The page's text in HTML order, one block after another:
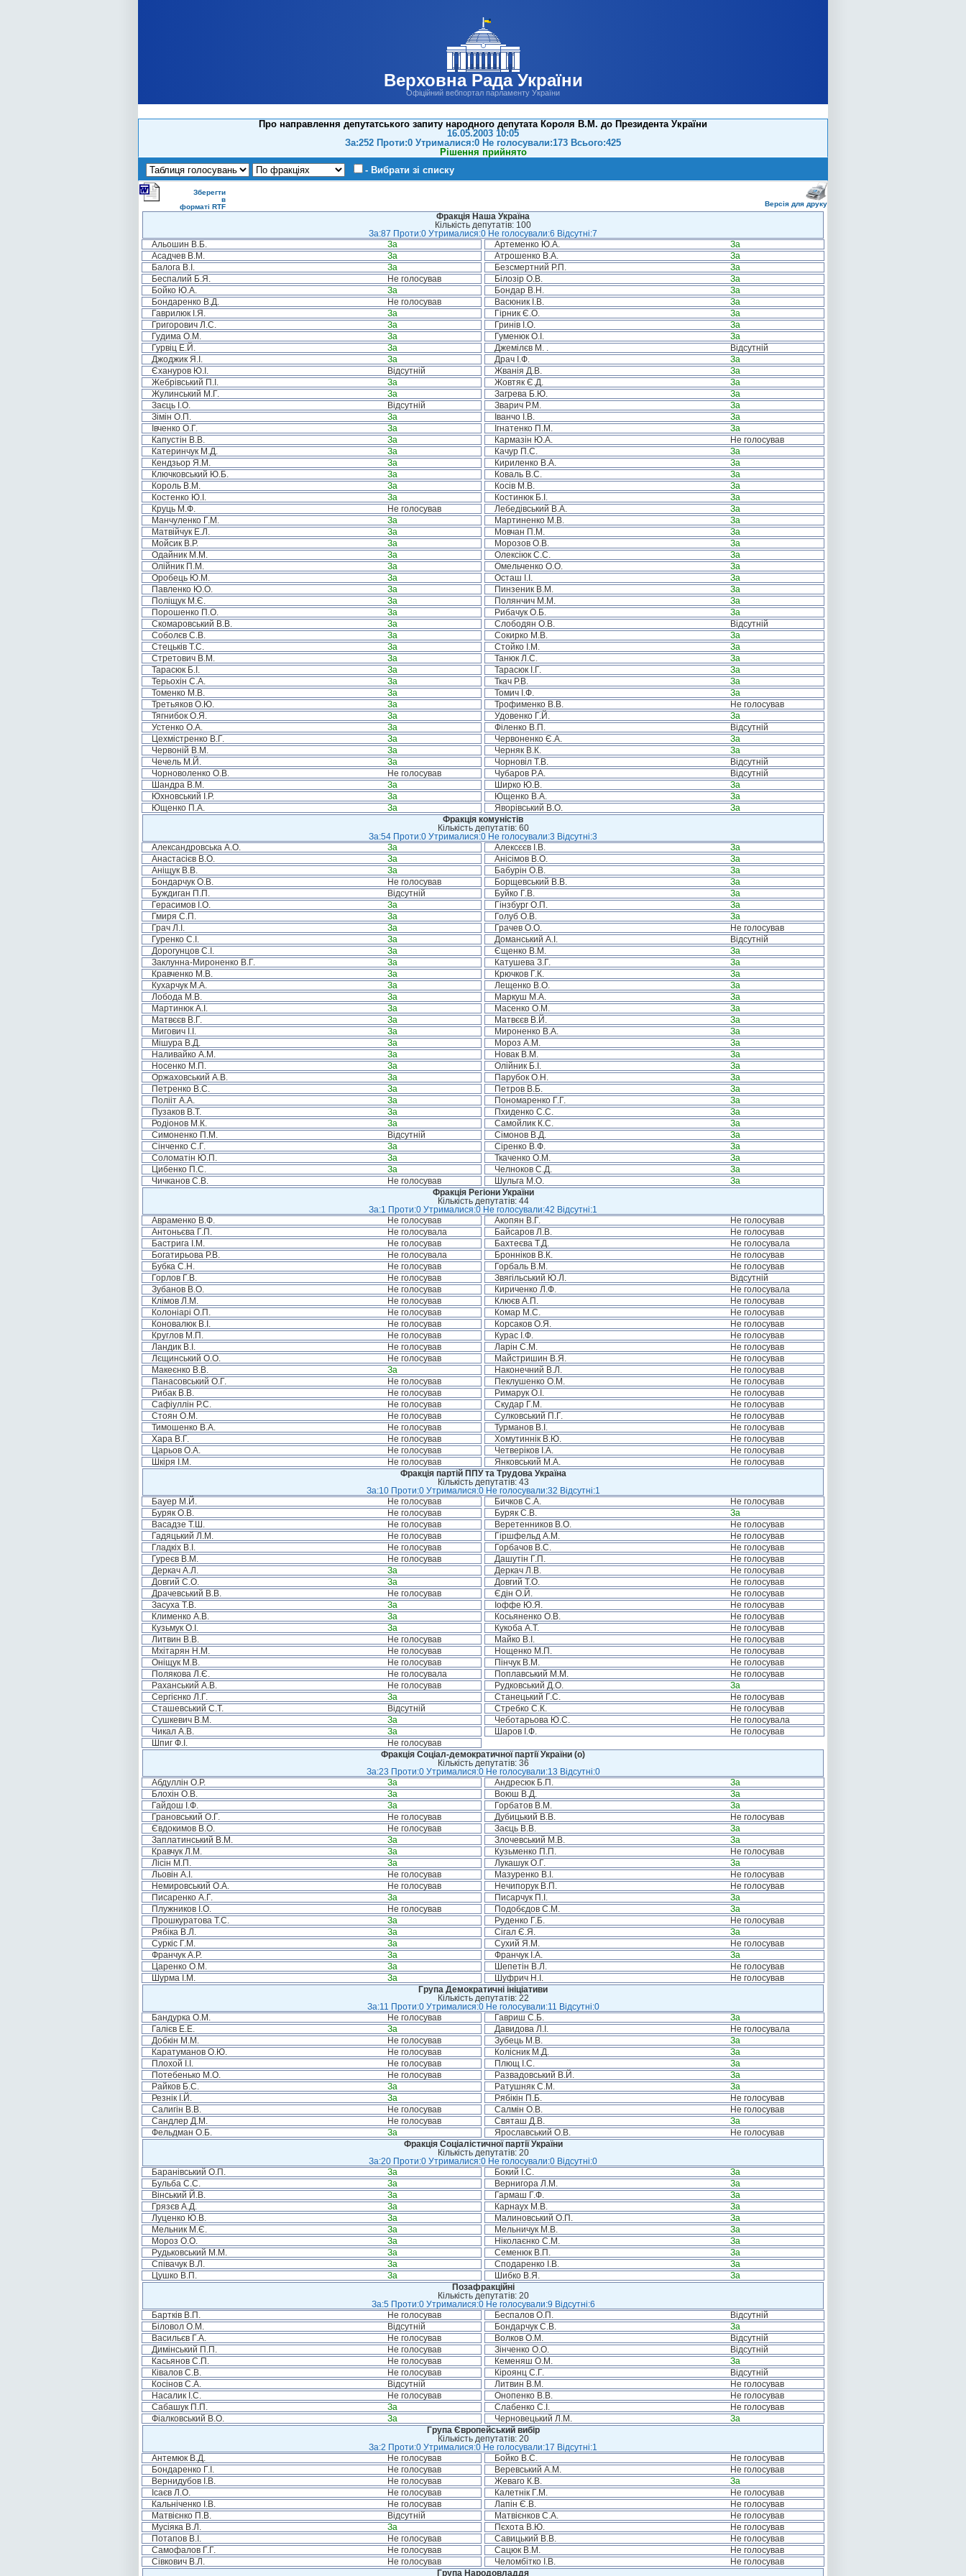
Верховна Рада України
Офіційний вебпортал парламенту України
Про направлення депутатського запиту народного депутата Короля В.М. до Президента України
16.05.2003 10:05
За:252 Проти:0 Утрималися:0 Не голосували:173 Всього:425
Рішення прийнято
- Вибрати зі списку
Зберегти
в
форматі RTF
Версія для друку
Фракція Наша Україна
Кількість депутатів: 100
За:87 Проти:0 Утрималися:0 Не голосували:6 Відсутні:7
Альошин В.Б.
За Артеменко Ю.А.
За
Асадчев В.М.
За Атрошенко В.А.
За
Балога В.І.
За Безсмертний Р.П.
За
Беспалий Б.Я.
Не голосував Білозір О.В.
За
Бойко Ю.А.
За Бондар В.Н.
За
Бондаренко В.Д.
Не голосував Васюник І.В.
За
Гаврилюк І.Я.
За Гірник Є.О.
За
Григорович Л.С.
За Гринів І.О.
За
Гудима О.М.
За Гуменюк О.І.
За
Гурвіц Е.Й.
За Джемілєв М. .
Відсутній
Джоджик Я.І.
За Драч І.Ф.
За
Єхануров Ю.І.
Відсутній Жванія Д.В.
За
Жебрівський П.І.
За Жовтяк Є.Д.
За
Жулинський М.Г.
За Загрева Б.Ю.
За
Заєць І.О.
Відсутній Зварич Р.М.
За
Зімін О.П.
За Іванчо І.В.
За
Івченко О.Г.
За Ігнатенко П.М.
За
Капустін В.В.
За Кармазін Ю.А.
Не голосував
Катеринчук М.Д.
За Качур П.С.
За
Кендзьор Я.М.
За Кириленко В.А.
За
Ключковський Ю.Б.
За Коваль В.С.
За
Король В.М.
За Косів М.В.
За
Костенко Ю.І.
За Костинюк Б.І.
За
Круць М.Ф.
Не голосував Лебедівський В.А.
За
Манчуленко Г.М.
За Мартиненко М.В.
За
Матвійчук Е.Л.
За Мовчан П.М.
За
Мойсик В.Р.
За Морозов О.В.
За
Одайник М.М.
За Олексіюк С.С.
За
Олійник П.М.
За Омельченко О.О.
За
Оробець Ю.М.
За Осташ І.І.
За
Павленко Ю.О.
За Пинзеник В.М.
За
Поліщук М.Є.
За Полянчич М.М.
За
Порошенко П.О.
За Рибачук О.Б.
За
Скомаровський В.В.
За Слободян О.В.
Відсутній
Соболєв С.В.
За Сокирко М.В.
За
Стецьків Т.С.
За Стойко І.М.
За
Стретович В.М.
За Танюк Л.С.
За
Тарасюк Б.І.
За Тарасюк І.Г.
За
Терьохін С.А.
За Ткач Р.В.
За
Томенко М.В.
За Томич І.Ф.
За
Третьяков О.Ю.
За Трофименко В.В.
Не голосував
Тягнибок О.Я.
За Удовенко Г.Й.
За
Устенко О.А.
За Філенко В.П.
Відсутній
Цехмістренко В.Г.
За Червоненко Є.А.
За
Червоній В.М.
За Черняк В.К.
За
Чечель М.Й.
За Чорновіл Т.В.
Відсутній
Чорноволенко О.В.
Не голосував Чубаров Р.А.
Відсутній
Шандра В.М.
За Ширко Ю.В.
За
Юхновський І.Р.
За Ющенко В.А.
За
Ющенко П.А.
За Яворівський В.О.
За
Фракція комуністів
Кількість депутатів: 60
За:54 Проти:0 Утрималися:0 Не голосували:3 Відсутні:3
Александровська А.О.
За Алексєєв І.В.
За
Анастасієв В.О.
За Анісімов В.О.
За
Аніщук В.В.
За Бабурін О.В.
За
Бондарчук О.В.
Не голосував Борщевський В.В.
За
Буждиган П.П.
Відсутній Буйко Г.В.
За
Герасимов І.О.
За Гінзбург О.П.
За
Гмиря С.П.
За Голуб О.В.
За
Грач Л.І.
За Грачев О.О.
Не голосував
Гуренко С.І.
За Доманський А.І.
Відсутній
Дорогунцов С.І.
За Єщенко В.М.
За
Заклунна-Мироненко В.Г.
За Катушева З.Г.
За
Кравченко М.В.
За Крючков Г.К.
За
Кухарчук М.А.
За Лещенко В.О.
За
Лобода М.В.
За Маркуш М.А.
За
Мартинюк А.І.
За Масенко О.М.
За
Матвєєв В.Г.
За Матвєєв В.Й.
За
Мигович І.І.
За Мироненко В.А.
За
Мішура В.Д.
За Мороз А.М.
За
Наливайко А.М.
За Новак В.М.
За
Носенко М.П.
За Олійник Б.І.
За
Оржаховський А.В.
За Парубок О.Н.
За
Петренко В.С.
За Петров В.Б.
За
Полііт А.А.
За Пономаренко Г.Г.
За
Пузаков В.Т.
За Пхиденко С.С.
За
Родіонов М.К.
За Самойлик К.С.
За
Симоненко П.М.
Відсутній Сімонов В.Д.
За
Сінченко С.Г.
За Сіренко В.Ф.
За
Соломатін Ю.П.
За Ткаченко О.М.
За
Цибенко П.С.
За Челноков С.Д.
За
Чичканов С.В.
Не голосував Шульга М.О.
За
Фракція Регіони України
Кількість депутатів: 44
За:1 Проти:0 Утрималися:0 Не голосували:42 Відсутні:1
Авраменко В.Ф.
Не голосував Акопян В.Г.
Не голосував
Антоньєва Г.П.
Не голосувала Байсаров Л.В.
Не голосував
Бастрига І.М.
Не голосував Бахтеєва Т.Д.
Не голосувала
Богатирьова Р.В.
Не голосувала Бронніков В.К.
Не голосував
Бубка С.Н.
Не голосував Горбаль В.М.
Не голосував
Горлов Г.В.
Не голосував Звягільський Ю.Л.
Відсутній
Зубанов В.О.
Не голосував Кириченко Л.Ф.
Не голосувала
Клімов Л.М.
Не голосував Клюєв А.П.
Не голосував
Колоніарі О.П.
Не голосував Комар М.С.
Не голосував
Коновалюк В.І.
Не голосував Корсаков О.Я.
Не голосував
Круглов М.П.
Не голосував Курас І.Ф.
Не голосував
Ландик В.І.
Не голосував Ларін С.М.
Не голосував
Лєщинський О.О.
Не голосував Майстришин В.Я.
Не голосував
Макеєнко В.В.
За Наконечний В.Л.
Не голосував
Панасовський О.Г.
Не голосував Пеклушенко О.М.
Не голосував
Рибак В.В.
Не голосував Римарук О.І.
Не голосував
Сафіуллін Р.С.
Не голосував Скудар Г.М.
Не голосував
Стоян О.М.
Не голосував Сулковський П.Г.
Не голосував
Тимошенко В.А.
Не голосував Турманов В.І.
Не голосував
Хара В.Г.
Не голосував Хомутиннік В.Ю.
Не голосував
Царьов О.А.
Не голосував Четверіков І.А.
Не голосував
Шкіря І.М.
Не голосував Янковський М.А.
Не голосував
Фракція партій ППУ та Трудова Україна
Кількість депутатів: 43
За:10 Проти:0 Утрималися:0 Не голосували:32 Відсутні:1
Бауер М.Й.
Не голосував Бичков С.А.
Не голосував
Буряк О.В.
Не голосував Буряк С.В.
За
Васадзе Т.Ш.
Не голосував Веретенников В.О.
Не голосував
Гадяцький Л.М.
Не голосував Гіршфельд А.М.
Не голосував
Гладкіх В.І.
Не голосував Горбачов В.С.
Не голосував
Гуреєв В.М.
Не голосував Дашутін Г.П.
Не голосував
Деркач А.Л.
За Деркач Л.В.
Не голосував
Довгий С.О.
За Довгий Т.О.
Не голосував
Драчевський В.В.
Не голосував Єдін О.Й.
Не голосував
Засуха Т.В.
За Іоффе Ю.Я.
Не голосував
Клименко А.В.
За Косьяненко О.В.
Не голосував
Кузьмук О.І.
За Кукоба А.Т.
Не голосував
Литвин В.В.
Не голосував Майко В.І.
Не голосував
Мхітарян Н.М.
Не голосував Нощенко М.П.
Не голосував
Оніщук М.В.
Не голосував Пінчук В.М.
Не голосував
Полякова Л.Є.
Не голосувала Поплавський М.М.
Не голосував
Раханський А.В.
Не голосував Рудковський Д.О.
За
Сергієнко Л.Г.
За Станецький Г.С.
Не голосував
Сташевський С.Т.
Відсутній Стребко С.К.
Не голосував
Сушкевич В.М.
За Чеботарьова Ю.С.
Не голосувала
Чикал А.В.
За Шаров І.Ф.
Не голосував
Шпиг Ф.І.
Не голосував
Фракція Соціал-демократичної партії України (о)
Кількість депутатів: 36
За:23 Проти:0 Утрималися:0 Не голосували:13 Відсутні:0
Абдуллін О.Р.
За Андресюк Б.П.
За
Блохін О.В.
За Воюш В.Д.
За
Гайдош І.Ф.
За Горбатов В.М.
За
Грановський О.Г.
Не голосував Дубицький В.В.
Не голосував
Євдокимов В.О.
Не голосував Заєць В.В.
За
Заплатинський В.М.
За Злочевський М.В.
За
Кравчук Л.М.
За Кузьменко П.П.
Не голосував
Лісін М.П.
За Лукашук О.Г.
За
Льовін А.І.
Не голосував Мазуренко В.І.
Не голосував
Немировський О.А.
Не голосував Нечипорук В.П.
Не голосував
Писаренко А.Г.
За Писарчук П.І.
За
Плужников І.О.
Не голосував Подобєдов С.М.
За
Прошкуратова Т.С.
За Руденко Г.Б.
Не голосував
Рябіка В.Л.
За Сігал Є.Я.
За
Суркіс Г.М.
За Сухий Я.М.
Не голосував
Франчук А.Р.
За Франчук І.А.
За
Царенко О.М.
За Шепетін В.Л.
Не голосував
Шурма І.М.
За Шуфрич Н.І.
Не голосував
Група Демократичні ініціативи
Кількість депутатів: 22
За:11 Проти:0 Утрималися:0 Не голосували:11 Відсутні:0
Бандурка О.М.
Не голосував Гавриш С.Б.
За
Галієв Е.Е.
За Давидова Л.І.
Не голосувала
Добкін М.М.
Не голосував Зубець М.В.
За
Каратуманов О.Ю.
Не голосував Колісник М.Д.
За
Плохой І.І.
Не голосував Плющ І.С.
За
Потебенько М.О.
Не голосував Развадовський В.Й.
За
Райков Б.С.
За Ратушняк С.М.
За
Резнік І.Й.
За Рябікін П.Б.
Не голосував
Салигін В.В.
Не голосував Салмін О.В.
Не голосував
Сандлер Д.М.
Не голосував Святаш Д.В.
За
Фельдман О.Б.
За Ярославський О.В.
Не голосував
Фракція Соціалістичної партії України
Кількість депутатів: 20
За:20 Проти:0 Утрималися:0 Не голосували:0 Відсутні:0
Баранівський О.П.
За Бокий І.С.
За
Бульба С.С.
За Вернигора Л.М.
За
Вінський Й.В.
За Гармаш Г.Ф.
За
Грязєв А.Д.
За Карнаух М.В.
За
Луценко Ю.В.
За Малиновський О.П.
За
Мельник М.Є.
За Мельничук М.В.
За
Мороз О.О.
За Ніколаєнко С.М.
За
Рудьковський М.М.
За Семенюк В.П.
За
Співачук В.Л.
За Сподаренко І.В.
За
Цушко В.П.
За Шибко В.Я.
За
Позафракційні
Кількість депутатів: 20
За:5 Проти:0 Утрималися:0 Не голосували:9 Відсутні:6
Бартків В.П.
Не голосував Беспалов О.П.
Відсутній
Біловол О.М.
Відсутній Бондарчук С.В.
За
Васильєв Г.А.
Не голосував Волков О.М.
Відсутній
Димінський П.П.
Не голосував Зінченко О.О.
Відсутній
Касьянов С.П.
Не голосував Кеменяш О.М.
За
Ківалов С.В.
Не голосував Кіроянц С.Г.
Відсутній
Косінов С.А.
Відсутній Литвин В.М.
Не голосував
Насалик І.С.
Не голосував Онопенко В.В.
Не голосував
Сабашук П.П.
За Слабенко С.І.
Не голосував
Фіалковський В.О.
За Черновецький Л.М.
За
Група Європейський вибір
Кількість депутатів: 20
За:2 Проти:0 Утрималися:0 Не голосували:17 Відсутні:1
Антемюк В.Д.
Не голосував Бойко В.С.
Не голосував
Бондаренко Г.І.
Не голосував Веревський А.М.
Не голосував
Вернидубов І.В.
Не голосував Жеваго К.В.
За
Ісаєв Л.О.
Не голосував Калетнік Г.М.
Не голосував
Кальніченко І.В.
Не голосував Лапін Є.В.
Не голосував
Матвієнко П.В.
Відсутній Матвієнков С.А.
Не голосував
Мусіяка В.Л.
За Пєхота В.Ю.
Не голосував
Потапов В.І.
Не голосував Савицький В.В.
Не голосував
Самофалов Г.Г.
Не голосував Сацюк В.М.
Не голосував
Сівкович В.Л.
Не голосував Челомбітко І.В.
Не голосував
Група Народовладдя